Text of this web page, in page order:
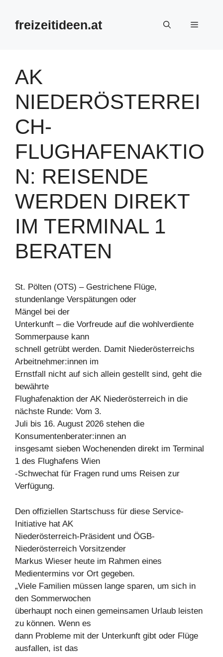
Inhalt
springenfreizeitideen.at Menü
AK
NIEDERÖSTERREI
CH-
FLUGHAFENAKTIO
N: REISENDE
WERDEN DIREKT
IM TERMINAL 1
BERATEN
St. Pölten (OTS) – Gestrichene Flüge,
stundenlange Verspätungen oder
Mängel bei der
Unterkunft – die Vorfreude auf die wohlverdiente
Sommerpause kann
schnell getrübt werden. Damit Niederösterreichs
Arbeitnehmer:innen im
Ernstfall nicht auf sich allein gestellt sind, geht die
bewährte
Flughafenaktion der AK Niederösterreich in die
nächste Runde: Vom 3.
Juli bis 16. August 2026 stehen die
Konsumentenberater:innen an
insgesamt sieben Wochenenden direkt im Terminal
1 des Flughafens Wien
-Schwechat für Fragen rund ums Reisen zur
Verfügung.
Den offiziellen Startschuss für diese Service-
Initiative hat AK
Niederösterreich-Präsident und ÖGB-
Niederösterreich Vorsitzender
Markus Wieser heute im Rahmen eines
Medientermins vor Ort gegeben.
„Viele Familien müssen lange sparen, um sich in
den Sommerwochen
überhaupt noch einen gemeinsamen Urlaub leisten
zu können. Wenn es
dann Probleme mit der Unterkunft gibt oder Flüge
ausfallen, ist das